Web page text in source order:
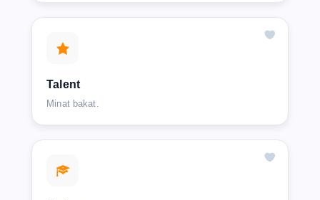
Talent
Minat bakat.